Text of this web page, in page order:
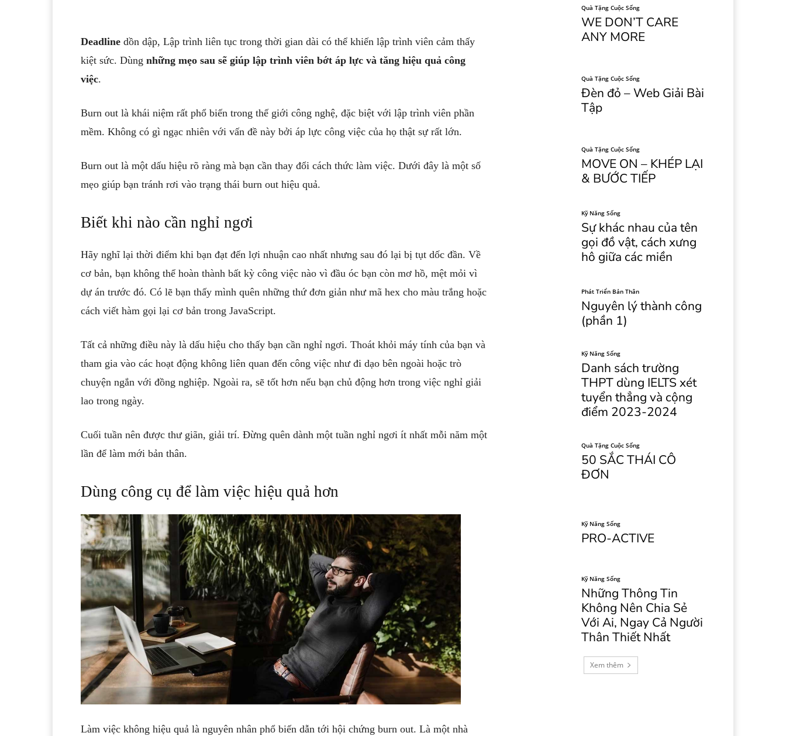
Deadline dồn dập, Lập trình liên tục trong thời gian dài có thể khiến lập trình viên cảm thấy
kiệt sức. Dùng những mẹo sau sẽ giúp lập trình viên bớt áp lực và tăng hiệu quả công
việc.
Burn out là khái niệm rất phổ biến trong thế giới công nghệ, đặc biệt với lập trình viên phần
mềm. Không có gì ngạc nhiên với vấn đề này bởi áp lực công việc của họ thật sự rất lớn.
Burn out là một dấu hiệu rõ ràng mà bạn cần thay đổi cách thức làm việc. Dưới đây là một số
mẹo giúp bạn tránh rơi vào trạng thái burn out hiệu quả.
Biết khi nào cần nghỉ ngơi
Hãy nghĩ lại thời điểm khi bạn đạt đến lợi nhuận cao nhất nhưng sau đó lại bị tụt dốc đần. Về
cơ bản, bạn không thể hoàn thành bất kỳ công việc nào vì đầu óc bạn còn mơ hồ, mệt mỏi vì
dự án trước đó. Có lẽ bạn thấy mình quên những thứ đơn giản như mã hex cho màu trắng hoặc
cách viết hàm gọi lại cơ bản trong JavaScript.
Tất cả những điều này là dấu hiệu cho thấy bạn cần nghỉ ngơi. Thoát khỏi máy tính của bạn và
tham gia vào các hoạt động không liên quan đến công việc như đi dạo bên ngoài hoặc trò
chuyện ngắn với đồng nghiệp. Ngoài ra, sẽ tốt hơn nếu bạn chủ động hơn trong việc nghỉ giải
lao trong ngày.
Cuối tuần nên được thư giãn, giải trí. Đừng quên dành một tuần nghỉ ngơi ít nhất mỗi năm một
lần để làm mới bản thân.
Dùng công cụ để làm việc hiệu quả hơn
Làm việc không hiệu quả là nguyên nhân phổ biến dẫn tới hội chứng burn out. Là một nhà
Quà Tặng Cuộc Sống
WE DON’T CARE
ANY MORE
Quà Tặng Cuộc Sống
Đèn đỏ – Web Giải Bài
Tập
Quà Tặng Cuộc Sống
MOVE ON – KHÉP LẠI
& BƯỚC TIẾP
Kỹ Năng Sống
Sự khác nhau của tên
gọi đồ vật, cách xưng
hô giữa các miền
Phát Triển Bản Thân
Nguyên lý thành công
(phần 1)
Kỹ Năng Sống
Danh sách trường
THPT dùng IELTS xét
tuyển thẳng và cộng
điểm 2023-2024
Quà Tặng Cuộc Sống
50 SẮC THÁI CÔ
ĐƠN
Kỹ Năng Sống
PRO-ACTIVE
Kỹ Năng Sống
Những Thông Tin
Không Nên Chia Sẻ
Với Ai, Ngay Cả Người
Thân Thiết Nhất
Xem thêm